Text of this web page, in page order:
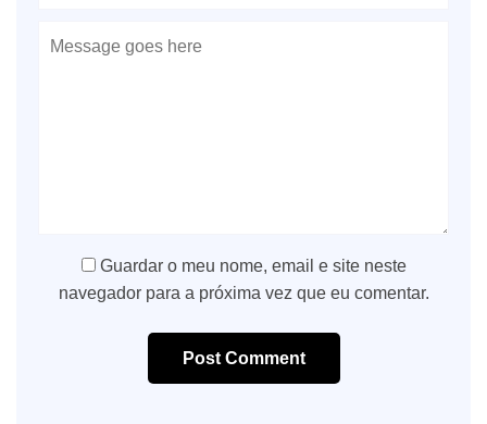
Guardar o meu nome, email e site neste
navegador para a próxima vez que eu comentar.
Post Comment